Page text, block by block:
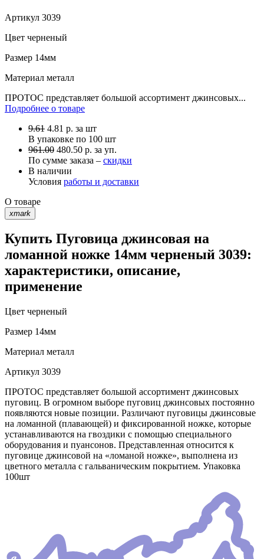
Артикул 3039
Цвет черненый
Размер 14мм
Материал металл
ПРОТОС представляет большой ассортимент джинсовых...
Подробнее о товаре
9.61 4.81 р. за шт
В упаковке по 100 шт
961.00 480.50 р. за уп.
По сумме заказа – скидки
В наличии
Условия работы и доставки
О товаре
xmark
Купить Пуговица джинсовая на
ломанной ножке 14мм черненый 3039:
характеристики, описание,
применение
Цвет черненый
Размер 14мм
Материал металл
Артикул 3039
ПРОТОС представляет большой ассортимент джинсовых
пуговиц. В огромном выборе пуговиц джинсовых постоянно
появляются новые позиции. Различают пуговицы джинсовые
на ломанной (плавающей) и фиксированной ножке, которые
устанавливаются на гвоздики с помощью специального
оборудования и пуансонов. Представленная относится к
пуговице джинсовой на «ломаной ножке», выполнена из
цветного металла с гальваническим покрытием. Упаковка
100шт